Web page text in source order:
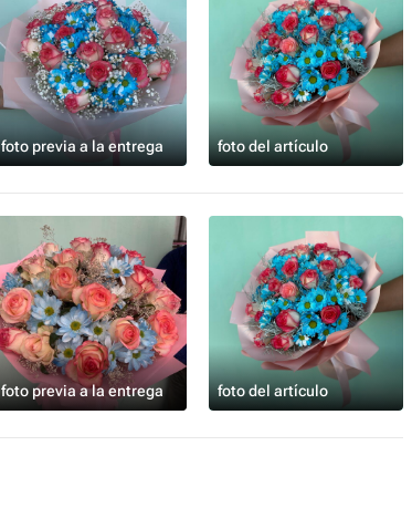
foto previa a la entrega foto del artículo
foto previa a la entrega foto del artículo